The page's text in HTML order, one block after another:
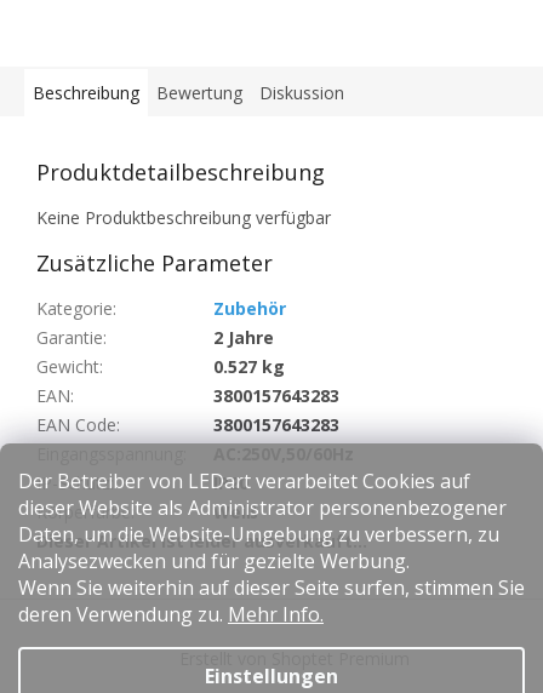
Der Betreiber von LEDart verarbeitet Cookies auf
dieser Website als Administrator personenbezogener
Daten, um die Website-Umgebung zu verbessern, zu
Analysezwecken und für gezielte Werbung.
Wenn Sie weiterhin auf dieser Seite surfen, stimmen Sie
deren Verwendung zu. Mehr Info.
Einstellungen
Beschreibung Bewertung Diskussion
Produktdetailbeschreibung
Keine Produktbeschreibung verfügbar
Zusätzliche Parameter
Kategorie:
Zubehör
Garantie:
2 Jahre
Gewicht:
0.527 kg
EAN:
3800157643283
EAN Code:
3800157643283
IP-Schutz:
IP20
Körperfarbe:
Weiß
Dieser Artikel ist leider ausverkauft…